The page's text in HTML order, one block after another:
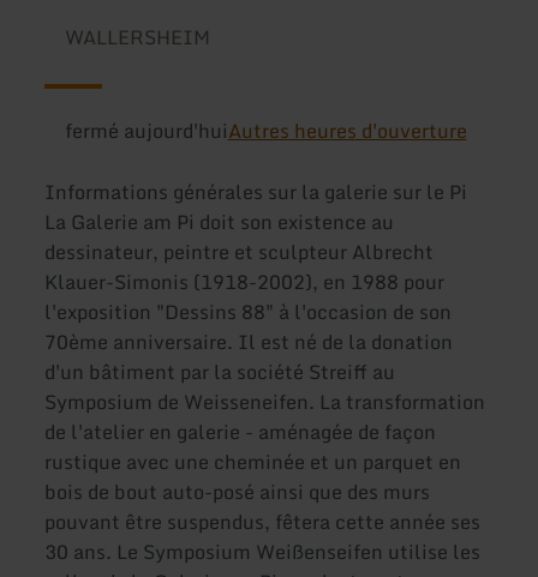
WALLERSHEIM
fermé aujourd'huiAutres heures d'ouverture
Informations générales sur la galerie sur le Pi
La Galerie am Pi doit son existence au
dessinateur, peintre et sculpteur Albrecht
Klauer-Simonis (1918-2002), en 1988 pour
l'exposition "Dessins 88" à l'occasion de son
70ème anniversaire. Il est né de la donation
d'un bâtiment par la société Streiff au
Symposium de Weisseneifen. La transformation
de l'atelier en galerie - aménagée de façon
rustique avec une cheminée et un parquet en
bois de bout auto-posé ainsi que des murs
pouvant être suspendus, fêtera cette année ses
30 ans. Le Symposium Weißenseifen utilise les